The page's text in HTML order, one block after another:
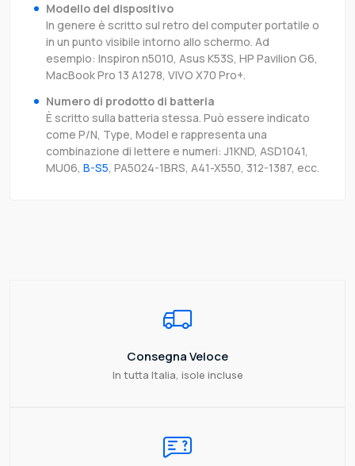
Modello del dispositivo
In genere è scritto sul retro del computer portatile o
in un punto visibile intorno allo schermo. Ad
esempio: Inspiron n5010, Asus K53S, HP Pavilion G6,
MacBook Pro 13 A1278, VIVO X70 Pro+.
Numero di prodotto di batteria
È scritto sulla batteria stessa. Può essere indicato
come P/N, Type, Model e rappresenta una
combinazione di lettere e numeri: J1KND, ASD1041,
MU06, B-S5, PA5024-1BRS, A41-X550, 312-1387, ecc.
Consegna Veloce
In tutta Italia, isole incluse